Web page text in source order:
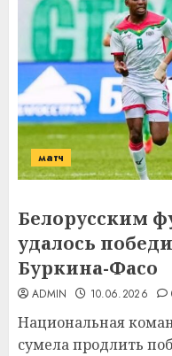
матч
Белорусским
удалось
Буркина-Фасо
ADMIN 10.06.2026
Национальная
сумела продлить